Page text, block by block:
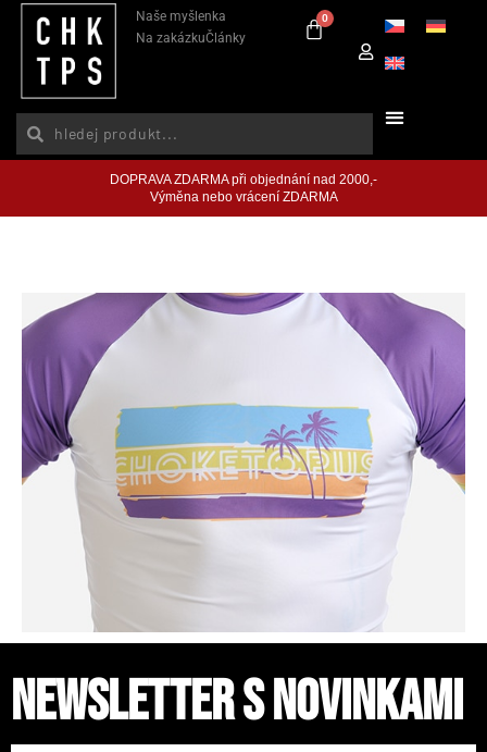
Naše myšlenka
Na zakázkuČlánky
0
DOPRAVA ZDARMA při objednání nad 2000,-
Výměna nebo vrácení ZDARMA
Newsletter s novinkami